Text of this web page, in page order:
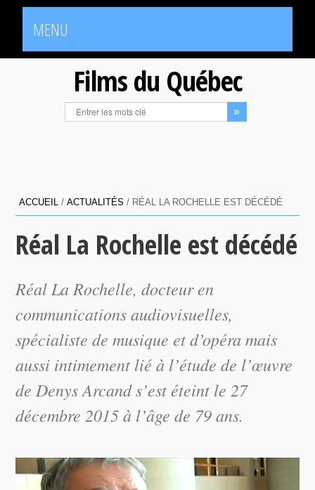
MENU
Films du Québec
ACCUEIL /ACTUALITÉS / RÉAL LA ROCHELLE EST DÉCÉDÉ
Réal La Rochelle est décédé
Réal La Rochelle, docteur en
communications audiovisuelles,
spécialiste de musique et d’opéra mais
aussi intimement lié à l’étude de l’œuvre
de Denys Arcand s’est éteint le 27
décembre 2015 à l’âge de 79 ans.